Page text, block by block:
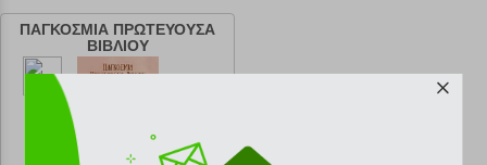
ΠΑΓΚΟΣΜΙΑ ΠΡΩΤΕΥΟΥΣΑ
ΒΙΒΛΙΟΥ